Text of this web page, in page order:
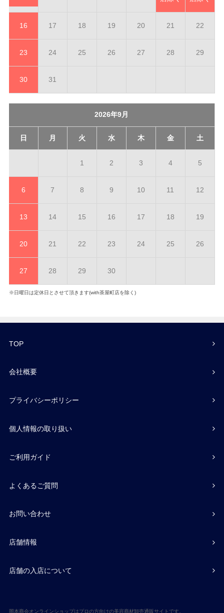
16 17 18 19 20 21 22
23 24 25 26 27 28 29
30 31
2026年9月
日 月 火 水 木 金 土
1 2 3 4 5
6 7 8 9 10 11 12
13 14 15 16 17 18 19
20 21 22 23 24 25 26
27 28 29 30
※日曜日は定休日とさせて頂きます(with茶屋町店を除く)
TOP
会社概要
プライバシーポリシー
個人情報の取り扱い
ご利用ガイド
よくあるご質問
お問い合わせ
店舗情報
店舗の入店について
岡本商会オンラインショップはプロの方向けの美容商材卸売通販サイトです。